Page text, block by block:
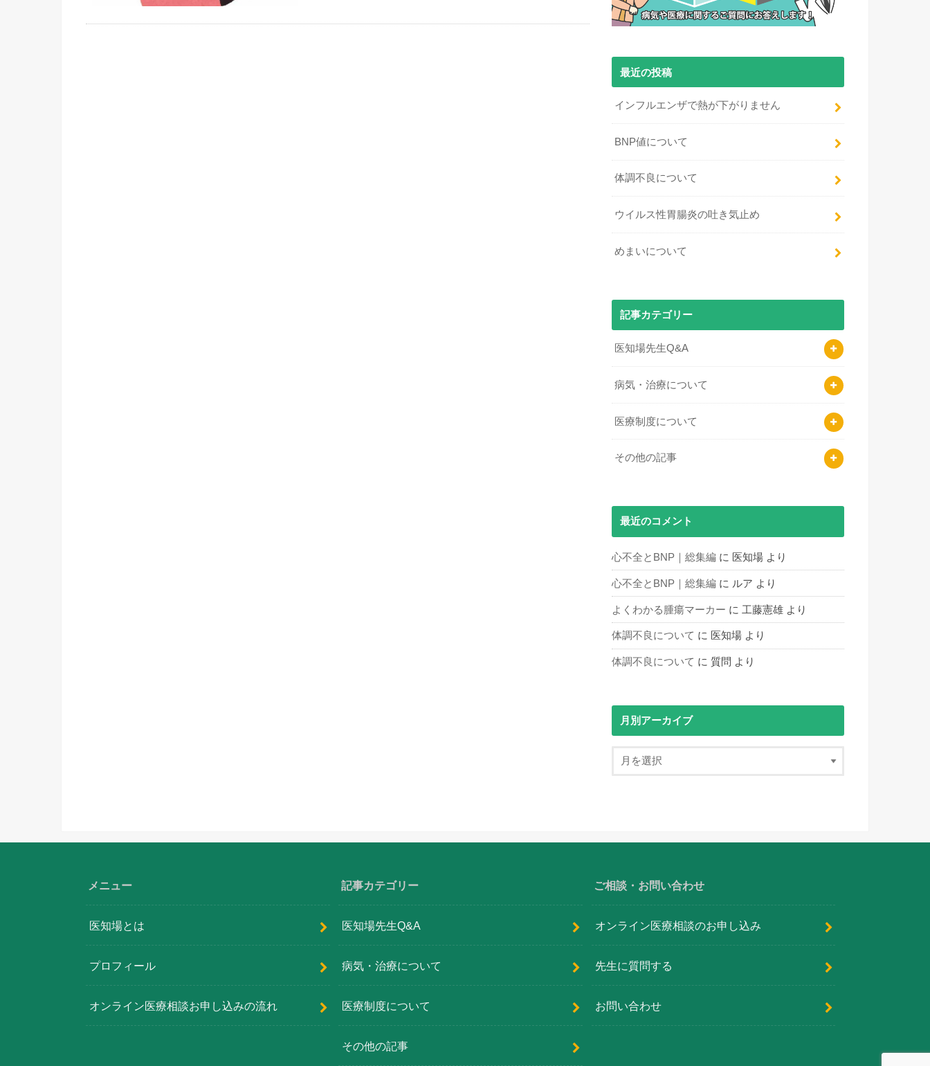
最近の投稿
インフルエンザで熱が下がりません
BNP値について
体調不良について
ウイルス性胃腸炎の吐き気止め
めまいについて
記事カテゴリー
医知場先生Q&A
病気・治療について
医療制度について
その他の記事
最近のコメント
心不全とBNP｜総集編 に 医知場 より
心不全とBNP｜総集編 に ルア より
よくわかる腫瘍マーカー に 工藤憲雄 より
体調不良について に 医知場 より
体調不良について に 質問 より
月別アーカイブ
メニュー
医知場とは
プロフィール
オンライン医療相談お申し込みの流れ
記事カテゴリー
医知場先生Q&A
病気・治療について
医療制度について
その他の記事
ご相談・お問い合わせ
オンライン医療相談のお申し込み
先生に質問する
お問い合わせ